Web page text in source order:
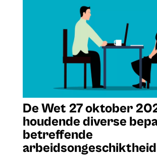
De Wet 27 oktober
houdende diverse
betreffende
arbeidsongeschiktheid